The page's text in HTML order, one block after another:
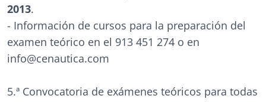
2013.
- Información de cursos para la preparación del
examen teórico en el 913 451 274 o en
info@cenautica.com
5.ª Convocatoria de exámenes teóricos para todas